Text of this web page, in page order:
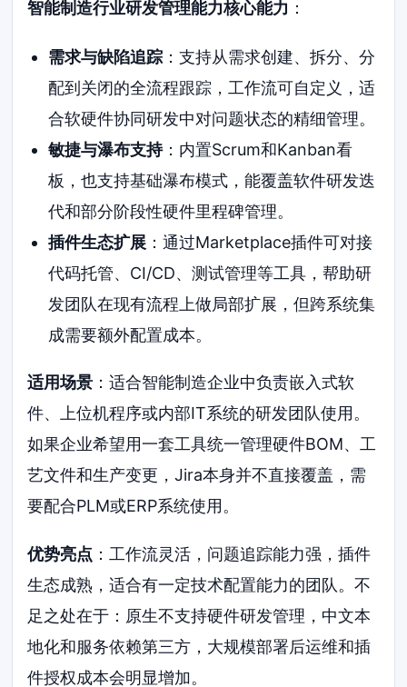
智能制造行业研发管理能力核心能力 ：
需求与缺陷追踪：支持从需求创建、拆分、分
配到关闭的全流程跟踪，工作流可自定义，适
合软硬件协同研发中对问题状态的精细管理。
敏捷与瀑布支持：内置Scrum和Kanban看
板，也支持基础瀑布模式，能覆盖软件研发迭
代和部分阶段性硬件里程碑管理。
插件生态扩展：通过Marketplace插件可对接
代码托管、CI/CD、测试管理等工具，帮助研
发团队在现有流程上做局部扩展，但跨系统集
成需要额外配置成本。
适用场景 ：适合智能制造企业中负责嵌入式软
件、上位机程序或内部IT系统的研发团队使用。
如果企业希望用一套工具统一管理硬件BOM、工
艺文件和生产变更，Jira本身并不直接覆盖，需
要配合PLM或ERP系统使用。
优势亮点 ：工作流灵活，问题追踪能力强，插件
生态成熟，适合有一定技术配置能力的团队。不
足之处在于：原生不支持硬件研发管理，中文本
地化和服务依赖第三方，大规模部署后运维和插
件授权成本会明显增加。